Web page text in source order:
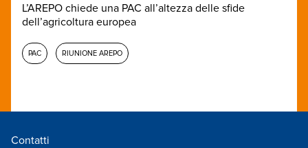
L’AREPO chiede una PAC all’altezza delle sfide
dell’agricoltura europea
PAC RIUNIONE AREPO
Contatti